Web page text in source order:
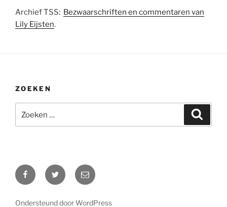
Archief TSS: Bezwaarschriften en commentaren van
Lily Eijsten.
ZOEKEN
naar:
FacebookTwitter E-
mail
Ondersteund door WordPress